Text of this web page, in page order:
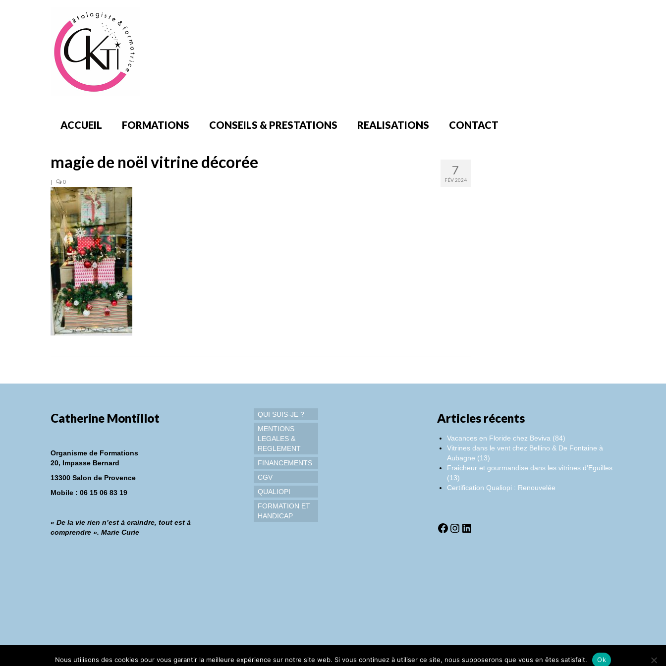
ACCUEIL FORMATIONS CONSEILS & PRESTATIONS REALISATIONS CONTACT
7
FÉV 2024
magie de noël vitrine décorée
| 0
Catherine Montillot
Organisme de Formations
20, Impasse Bernard
13300 Salon de Provence
Mobile : 06 15 06 83 19
« De la vie rien n’est à craindre, tout est à
comprendre ». Marie Curie
QUI SUIS-JE ?
MENTIONS
LEGALES &
REGLEMENT
FINANCEMENTS
CGV
QUALIOPI
FORMATION ET
HANDICAP
Articles récents
Vacances en Floride chez Beviva (84)
Vitrines dans le vent chez Bellino & De Fontaine à
Aubagne (13)
Fraicheur et gourmandise dans les vitrines d’Eguilles
(13)
Certification Qualiopi : Renouvelée
Facebook
Instagram
LinkedIn
©Catherine Montillot
Nous utilisons des cookies pour vous garantir la meilleure expérience sur notre site web. Si vous continuez à utiliser ce site, nous supposerons que vous en êtes satisfait. Ok